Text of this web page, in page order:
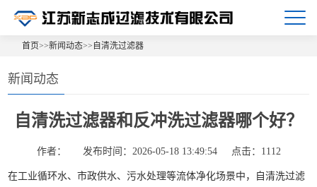
首页>>新闻动态>> 自清洗过滤器
新闻动态
自清洗过滤器和反冲洗过滤器哪个好？
作者： 发布时间：2026-05-18 13:49:54 点击：1112
在工业循环水、市政供水、污水处理等流体净化场景中，自清洗过滤